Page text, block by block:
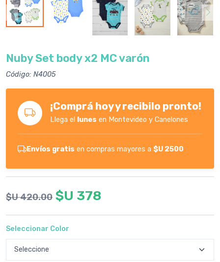
Nuby Set body x2 MC varón
Código: N4005
¡Comprá hoy y recibilo pronto!
Llega el lunes en Montevideo y Canelones
Envíos gratis en compras mayores a $U 2500
$U 420.00 $U 378
Seleccionar Color